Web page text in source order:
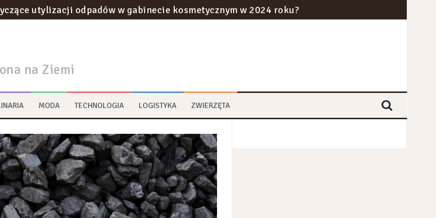
utylizacji odpadów w gabinecie kosmetycznym w 2024 roku?
na strategie zrównoważonego rozwoju w logistyce branż przemysłowych
na transformację przestrzeni miejskich?
multimedialne
w Katowicach – gdzie znaleźć lokal z charakterem?
na Ziemi
MODA TECHNOLOGIA LOGISTYKA ZWIERZĘTA